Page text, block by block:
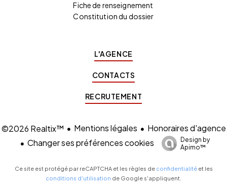
Fiche de renseignement
Constitution du dossier
L'AGENCE
CONTACTS
RECRUTEMENT
©2026 Realtix™ Mentions légales
Honoraires d'agence
Changer ses préférences cookies
Design by
Apimo™
Ce site est protégé par reCAPTCHA et les règles de confidentialitéet les
conditions d'utilisation de Google s'appliquent.